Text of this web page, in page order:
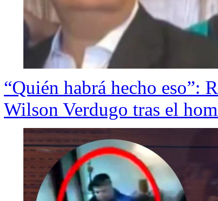
“Quién habrá hecho eso”:
Wilson Verdugo tras el